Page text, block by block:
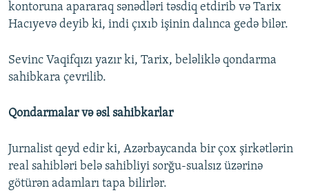
kontoruna apararaq sənədləri təsdiq etdirib və Tarix
Hacıyevə deyib ki, indi çıxıb işinin dalınca gedə bilər.
Sevinc Vaqifqızı yazır ki, Tarix, beləliklə qondarma
sahibkara çevrilib.
Qondarmalar və əsl sahibkarlar
Jurnalist qeyd edir ki, Azərbaycanda bir çox şirkətlərin
real sahibləri belə sahibliyi sorğu-sualsız üzərinə
götürən adamları tapa bilirlər.